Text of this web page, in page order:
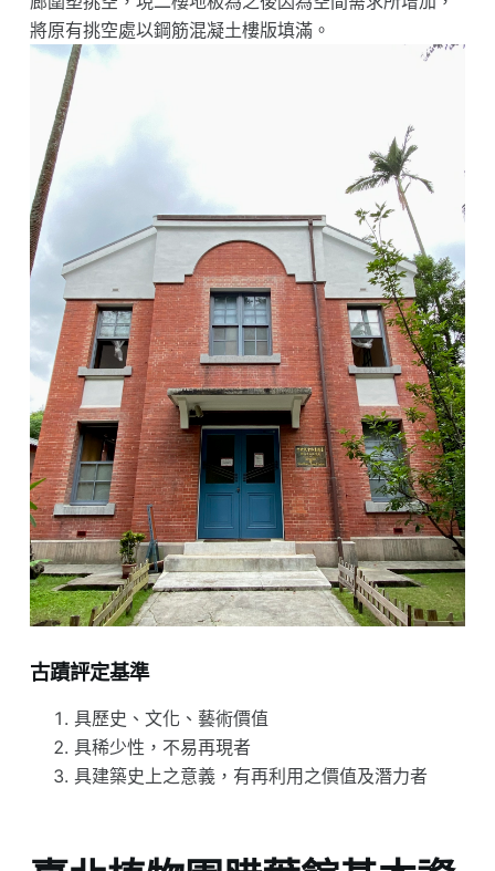
將原有挑空處以鋼筋混凝土樓版填滿。
古蹟評定基準
具歷史、文化、藝術價值
具稀少性，不易再現者
具建築史上之意義，有再利用之價值及潛力者